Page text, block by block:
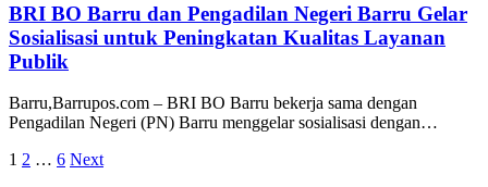
BRI BO Barru dan Pengadilan Negeri Barru Gelar
Sosialisasi untuk Peningkatan Kualitas Layanan
Publik
Barru,Barrupos.com – BRI BO Barru bekerja sama dengan
Pengadilan Negeri (PN) Barru menggelar sosialisasi dengan…
Posts
1 2 … 6 Next